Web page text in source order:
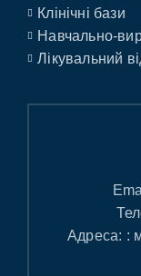
Клінічні бази
Навчально-
Лікувальний
Адреса: :